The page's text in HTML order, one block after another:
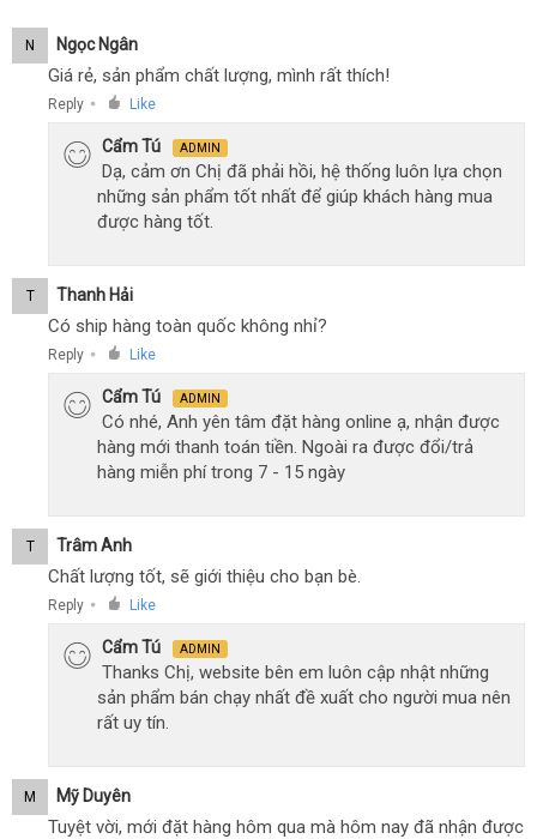
N Ngọc Ngân
Giá rẻ, sản phẩm chất lượng, mình rất thích!
Reply ● Like
Cẩm Tú ADMIN
Dạ, cảm ơn Chị đã phải hồi, hệ thống luôn lựa chọn
những sản phẩm tốt nhất để giúp khách hàng mua
được hàng tốt.
T Thanh Hải
Có ship hàng toàn quốc không nhỉ?
Reply ● Like
Cẩm Tú ADMIN
Có nhé, Anh yên tâm đặt hàng online ạ, nhận được
hàng mới thanh toán tiền. Ngoài ra được đổi/trả
hàng miễn phí trong 7 - 15 ngày
T Trâm Anh
Chất lượng tốt, sẽ giới thiệu cho bạn bè.
Reply ● Like
Cẩm Tú ADMIN
Thanks Chị, website bên em luôn cập nhật những
sản phẩm bán chạy nhất đề xuất cho người mua nên
rất uy tín.
M Mỹ Duyên
Tuyệt vời, mới đặt hàng hôm qua mà hôm nay đã nhận được